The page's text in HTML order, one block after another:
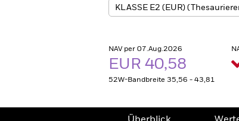
NAV per 07.Aug.2026
EUR 40,58
52W-Bandbreite 35,56 - 43,81